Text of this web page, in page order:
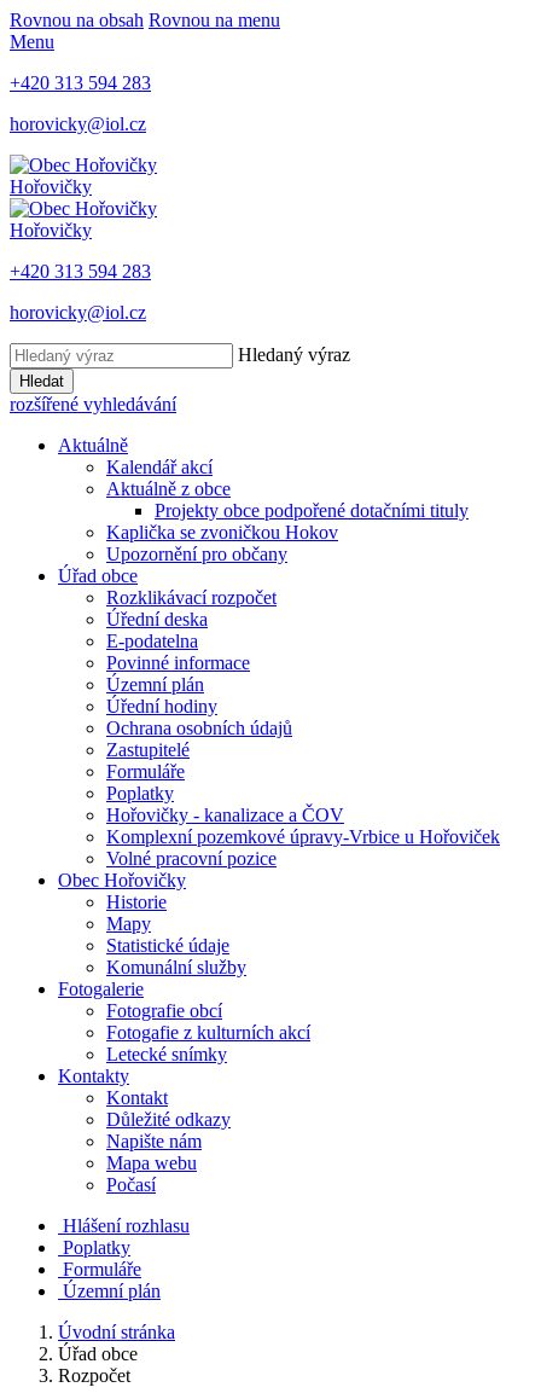
Rovnou na obsah Rovnou na menu
Menu
+420 313 594 283
horovicky@iol.cz
Hořovičky
Hořovičky
+420 313 594 283
horovicky@iol.cz
Hledaný výraz
Hledat
rozšířené vyhledávání
Aktuálně
Kalendář akcí
Aktuálně z obce
Projekty obce podpořené dotačními tituly
Kaplička se zvoničkou Hokov
Upozornění pro občany
Úřad obce
Rozklikávací rozpočet
Úřední deska
E-podatelna
Povinné informace
Územní plán
Úřední hodiny
Ochrana osobních údajů
Zastupitelé
Formuláře
Poplatky
Hořovičky - kanalizace a ČOV
Komplexní pozemkové úpravy-Vrbice u Hořoviček
Volné pracovní pozice
Obec Hořovičky
Historie
Mapy
Statistické údaje
Komunální služby
Fotogalerie
Fotografie obcí
Fotogafie z kulturních akcí
Letecké snímky
Kontakty
Kontakt
Důležité odkazy
Napište nám
Mapa webu
Počasí
Hlášení rozhlasu
Poplatky
Formuláře
Územní plán
Úvodní stránka
Úřad obce
Rozpočet